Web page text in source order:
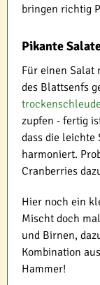
bringen richtig
Pikante
Für einen Salat
des Blattsenfs
zupfen - fertig
dass die
harmoniert.
Cranberries
Hier noch ein
Mischt doch
und Birnen,
Kombination
Hammer!